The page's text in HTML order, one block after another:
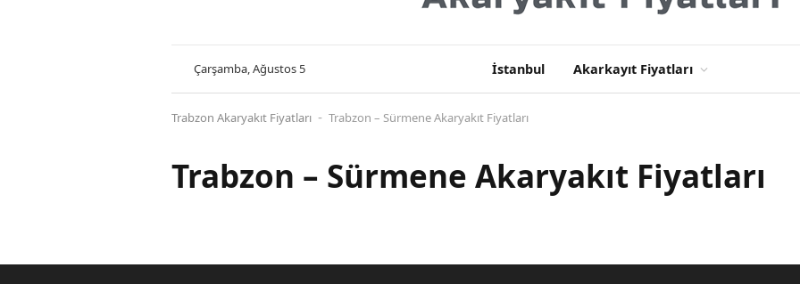
Çarşamba, Ağustos 5 İstanbul Akarkayıt Fiyatları
Trabzon Akaryakıt Fiyatları - Trabzon – Sürmene Akaryakıt Fiyatları
Trabzon – Sürmene Akaryakıt Fiyatları